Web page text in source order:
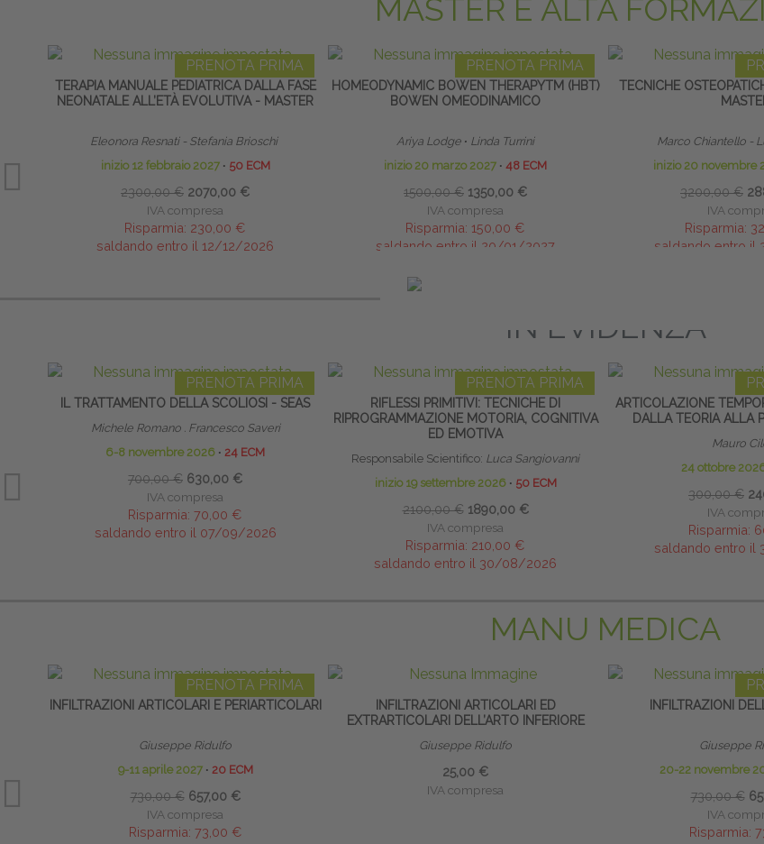
MASTER E ALTA
PRENOTA PRIMA
TERAPIA MANUALE PEDIATRICA DALLA FASE
NEONATALE ALL’ETÀ EVOLUTIVA - MASTER
Eleonora Resnati - Stefania Brioschi
inizio 12 febbraio 2027 ∙ 50 ECM
2300,00 € 2070,00 €
IVA compresa
Risparmia: 230,00 €
saldando entro il 12/12/2026
PRENOTA PRIMA
HOMEODYNAMIC BOWEN THERAPYTM (HBT)
BOWEN OMEODINAMICO
Ariya Lodge ∙ Linda Turrini
inizio 20 marzo 2027 ∙ 48 ECM
1500,00 € 1350,00 €
IVA compresa
Risparmia: 150,00 €
saldando entro il 20/01/2027
TECNICHE
Marco Chiantello -
inizio 20 novembre
3200,00 €
IVA
Risparmia:
saldando entro
IN EVIDENZA
PRENOTA PRIMA
IL TRATTAMENTO DELLA SCOLIOSI - SEAS
Michele Romano . Francesco Saveri
6-8 novembre 2026 ∙ 24 ECM
700,00 € 630,00 €
IVA compresa
Risparmia: 70,00 €
saldando entro il 07/09/2026
PRENOTA PRIMA
RIFLESSI PRIMITIVI: TECNICHE DI
RIPROGRAMMAZIONE MOTORIA, COGNITIVA
ED EMOTIVA
Responsabile Scientifico: Luca Sangiovanni
inizio 19 settembre 2026 ∙ 50 ECM
2100,00 € 1890,00 €
IVA compresa
Risparmia: 210,00 €
saldando entro il 30/08/2026
ARTICOLAZIONE
DALLA TEORIA ALLA
Mauro
24 ottobre
300,00 €
IVA
Risparmia:
saldando entro
MANU MEDICA
PRENOTA PRIMA
INFILTRAZIONI ARTICOLARI E PERIARTICOLARI
Giuseppe Ridulfo
9-11 aprile 2027 ∙ 20 ECM
730,00 € 657,00 €
IVA compresa
Risparmia: 73,00 €
INFILTRAZIONI ARTICOLARI ED
EXTRARTICOLARI DELL’ARTO INFERIORE
Giuseppe Ridulfo
25,00 €
IVA compresa
INFILTRAZIONI
Giuseppe
20-22 novembre
730,00 €
IVA
Risparmia: